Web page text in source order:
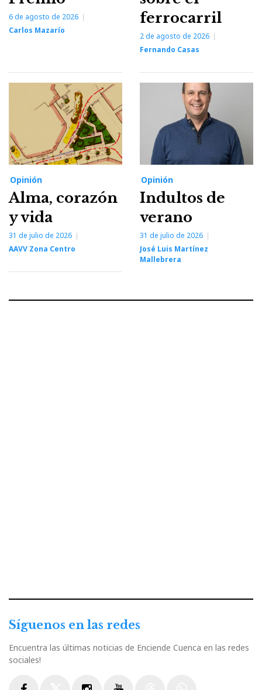
6 de agosto de 2026
Carlos Mazarío
ferrocarril
2 de agosto de 2026
Fernando Casas
Opinión
Alma, corazón
y vida
31 de julio de 2026
AAVV Zona Centro
Opinión
Indultos de
verano
31 de julio de 2026
José Luis Martínez
Mallebrera
Síguenos en las redes
Encuentra las últimas noticias de Enciende Cuenca en las redes
sociales!